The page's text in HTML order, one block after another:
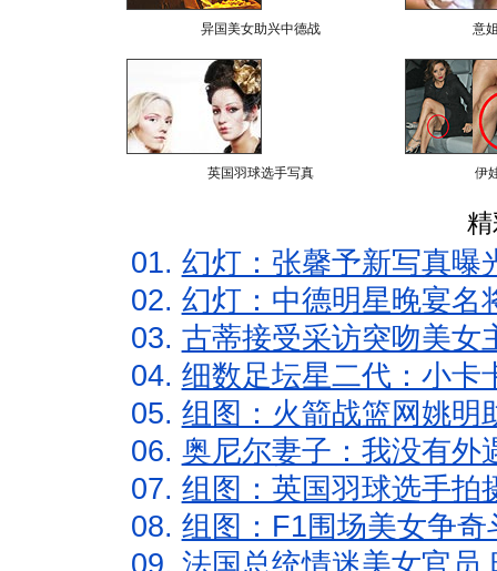
异国美女助兴中德战 意
英国羽球选手写真 伊
01. 幻灯：张馨予新写真曝
02. 幻灯：中德明星晚宴名
03. 古蒂接受采访突吻美女
04. 细数足坛星二代：小卡
05. 组图：火箭战篮网姚明
06. 奥尼尔妻子：我没有外
07. 组图：英国羽球选手拍
08. 组图：F1围场美女争
09. 法国总统情迷美女官员